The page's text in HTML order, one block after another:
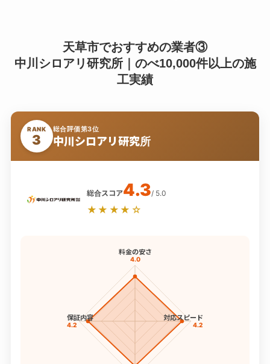
天草市でおすすめの業者③
中川シロアリ研究所｜のべ10,000件以上の施
工実績
RANK
3
総合評価第3位
中川シロアリ研究所
総合スコア4.3/ 5.0
★★★★☆
料金の安さ
4.0
対応スピード
4.2
保証内容
4.2